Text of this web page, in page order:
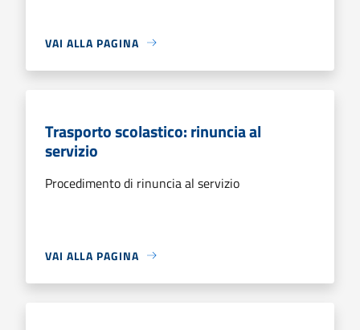
VAI ALLA PAGINA
Trasporto scolastico: rinuncia al
servizio
Procedimento di rinuncia al servizio
VAI ALLA PAGINA